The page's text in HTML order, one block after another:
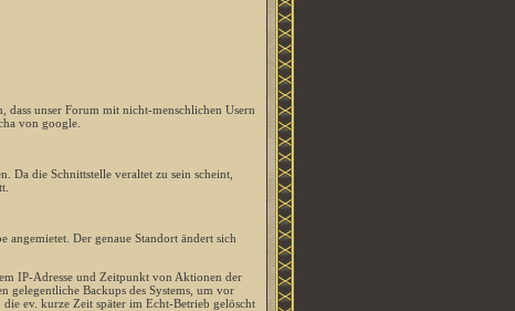
dass unser Forum mit nicht-menschlichen Usern
von google.
Da die Schnittstelle veraltet zu sein scheint,
Der genaue Standort ändert sich
IP-Adresse und Zeitpunkt von Aktionen der
gelegentliche Backups des Systems, um vor
ev. kurze Zeit später im Echt-Betrieb gelöscht